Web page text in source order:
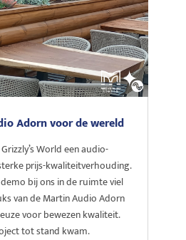
Adorn voor de wereld
World een audio-
prijs-kwaliteitverhouding.
bij ons in de ruimte viel
van de Martin Audio Adorn
voor bewezen kwaliteit.
tot stand kwam.